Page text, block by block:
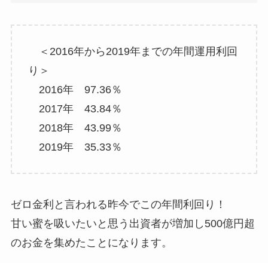
＜2016年から2019年までの年間運用利回
り＞
2016年 97.36％
2017年 43.84％
2018年 43.99％
2019年 35.33％
ゼロ金利と言われる昨今でこの年間利回り！
甘い蜜を吸いたいと思う出資者が増加し500億円超
のお金を集めたことになります。